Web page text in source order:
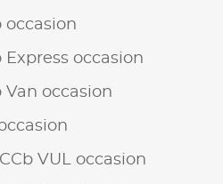
occasion
Express occasion
Van occasion
VUL occasion